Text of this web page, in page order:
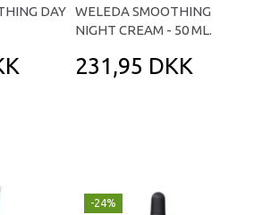
DAY WELEDA SMOOTHING
NIGHT CREAM - 50 ML.
231,95 DKK
-24%